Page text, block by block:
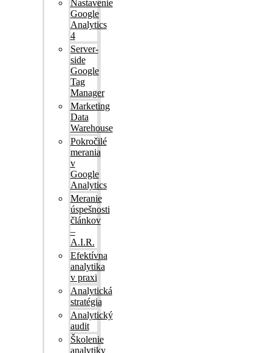
Nastavenie
Google
Analytics
4
Server-
side
Google
Tag
Manager
Marketing
Data
Warehouse
Pokročilé
merania
v
Google
Analytics
Meranie
úspešnosti
článkov
–
A.I.R.
Efektívna
analytika
v praxi
Analytická
stratégia
Analytický
audit
Školenie
analytiky